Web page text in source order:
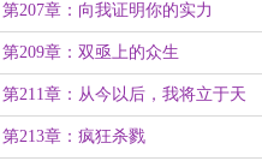
第207章：向我证明你的实力
第209章：双亟上的众生
第211章：从今以后，我将立于天
上
第213章：疯狂杀戮